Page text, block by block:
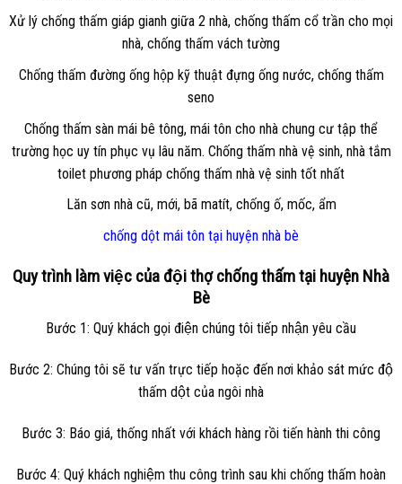
Xử lý chống thấm giáp gianh giữa 2 nhà, chống thấm cổ trần cho mọi
nhà, chống thấm vách tường
Chống thấm đường ống hộp kỹ thuật đựng ống nước, chống thấm
seno
Chống thấm sàn mái bê tông, mái tôn cho nhà chung cư tập thể
trường học uy tín phục vụ lâu năm. Chống thấm nhà vệ sinh, nhà tắm
toilet phương pháp chống thấm nhà vệ sinh tốt nhất
Lăn sơn nhà cũ, mới, bã matít, chống ố, mốc, ẩm
chống dột mái tôn tại huyện nhà bè
Quy trình làm việc của đội thợ chống thấm tại huyện Nhà
Bè
Bước 1: Quý khách gọi điện chúng tôi tiếp nhận yêu cầu
Bước 2: Chúng tôi sẽ tư vấn trực tiếp hoặc đến nơi khảo sát mức độ
thấm dột của ngôi nhà
Bước 3: Báo giá, thống nhất với khách hàng rồi tiến hành thi công
Bước 4: Quý khách nghiệm thu công trình sau khi chống thấm hoàn